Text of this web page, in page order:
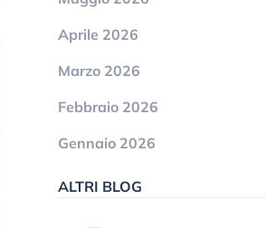
Aprile 2026
Marzo 2026
Febbraio 2026
Gennaio 2026
ALTRI BLOG